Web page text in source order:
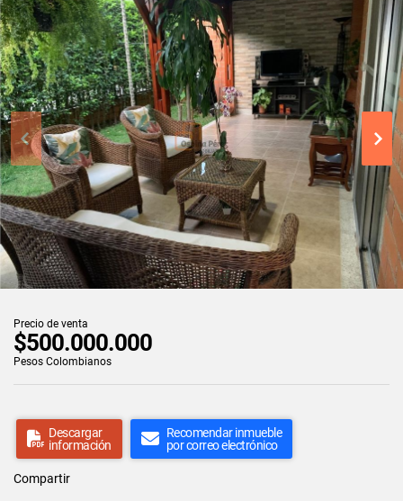
Precio de venta
$500.000.000
Pesos Colombianos
Descargar
información
Recomendar inmueble
por correo electrónico
Compartir